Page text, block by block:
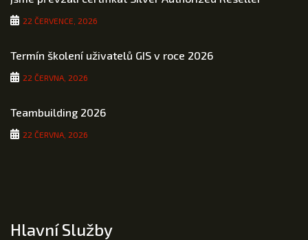
22 ČERVENCE, 2026
Termín školení uživatelů GIS v roce 2026
22 ČERVNA, 2026
Teambuilding 2026
22 ČERVNA, 2026
Hlavní Služby